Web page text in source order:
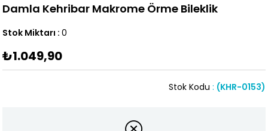
Damla Kehribar Makrome Örme Bileklik
Stok Miktarı : 0
₺1.049,90
(KHR-0153)
Stok Kodu